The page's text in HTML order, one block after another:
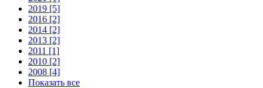
2019 [5]
2016 [2]
2014 [2]
2013 [2]
2011 [1]
2010 [2]
2008 [4]
Показать все